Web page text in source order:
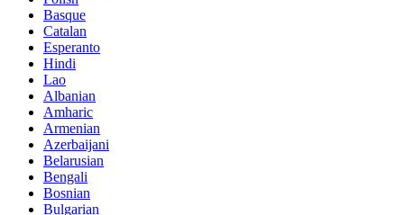
Basque
Catalan
Esperanto
Hindi
Lao
Albanian
Amharic
Armenian
Azerbaijani
Belarusian
Bengali
Bosnian
Bulgarian